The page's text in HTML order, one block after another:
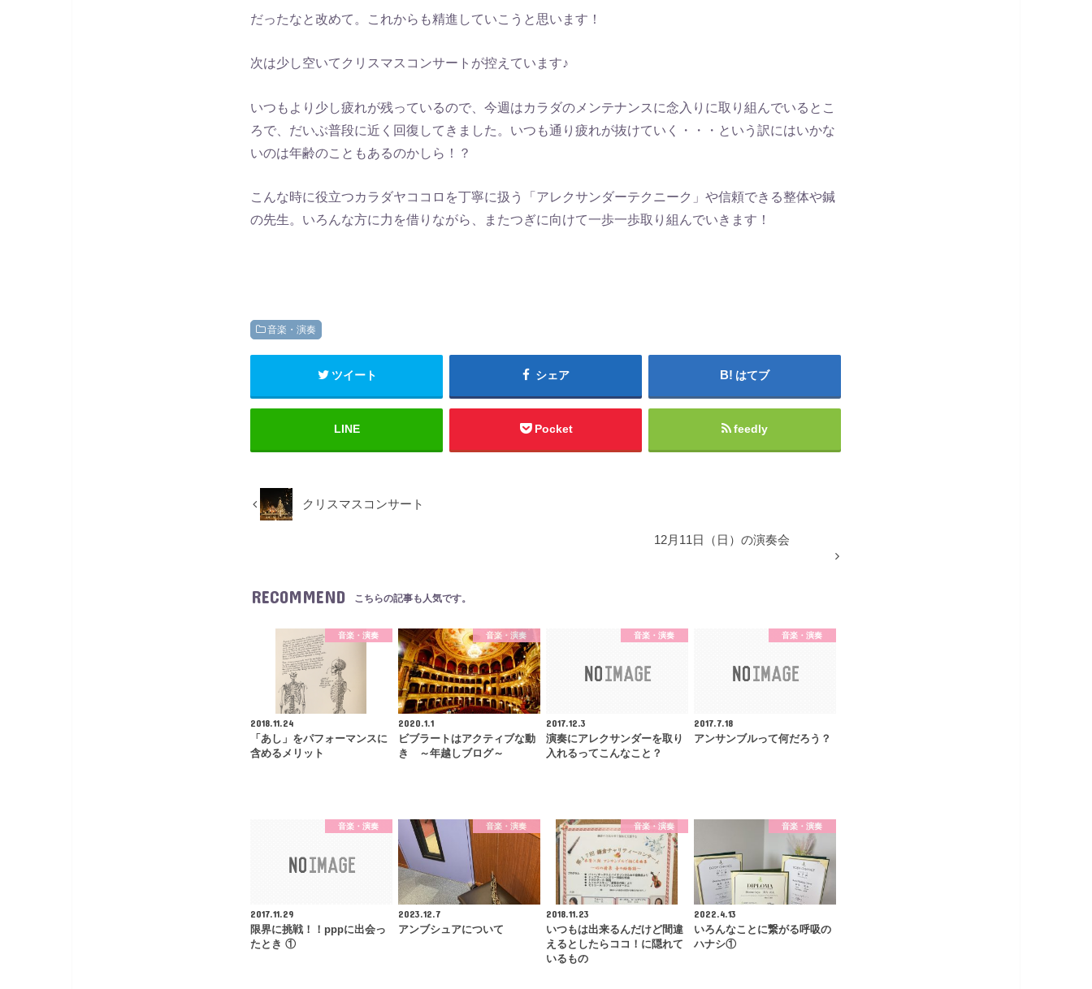
だったなと改めて。これからも精進していこうと思います！
次は少し空いてクリスマスコンサートが控えています♪
いつもより少し疲れが残っているので、今週はカラダのメンテナンスに念入りに取り組んでいるとこ
ろで、だいぶ普段に近く回復してきました。いつも通り疲れが抜けていく・・・という訳にはいかな
いのは年齢のこともあるのかしら！？
こんな時に役立つカラダヤココロを丁寧に扱う「アレクサンダーテクニーク」や信頼できる整体や鍼
の先生。いろんな方に力を借りながら、またつぎに向けて一歩一歩取り組んでいきます！
音楽・演奏
ツイート シェア はてブ
LINE Pocket feedly
クリスマスコンサート
12月11日（日）の演奏会
RECOMMEND こちらの記事も人気です。
音楽・演奏
2018.11.24
「あし」をパフォーマンスに
含めるメリット
音楽・演奏
2020.1.1
ビブラートはアクティブな動
き ～年越しブログ～
音楽・演奏
2017.12.3
演奏にアレクサンダーを取り
入れるってこんなこと？
音楽・演奏
2017.7.18
アンサンブルって何だろう？
音楽・演奏
2017.11.29
限界に挑戦！！pppに出会っ
たとき ①
音楽・演奏
2023.12.7
アンブシュアについて
音楽・演奏
2018.11.23
いつもは出来るんだけど間違
えるとしたらココ！に隠れて
いるもの
音楽・演奏
2022.4.13
いろんなことに繋がる呼吸の
ハナシ①